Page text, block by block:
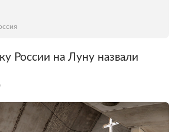
России на Луну назвали